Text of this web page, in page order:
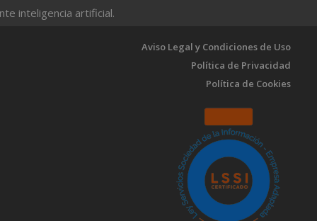
inteligencia artificial.
Aviso Legal y Condiciones de Uso
Política de Privacidad
Política de Cookies